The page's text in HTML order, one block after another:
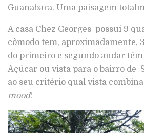
Guanabara. Uma paisagem
A casa Chez Georges possui 9
cômodo tem, aproximadamente,
do primeiro e segundo andar têm
Açúcar ou vista para o bairro de
ao seu critério qual vista
mood!